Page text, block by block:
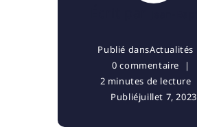
Publié dansActualités
0 commentaire
2 minutes de lecture
Publiéjuillet 7, 2023